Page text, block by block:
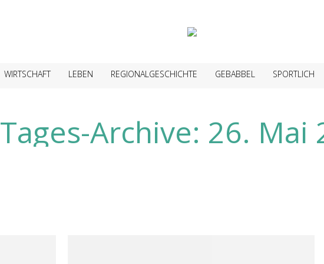
WIRTSCHAFT LEBEN REGIONALGESCHICHTE GEBABBEL SPORTLICH
Tages-Archive: 26. Mai